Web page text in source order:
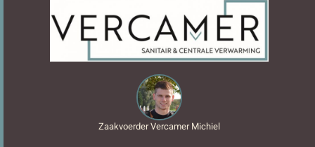
Zaakvoerder Vercamer Michiel